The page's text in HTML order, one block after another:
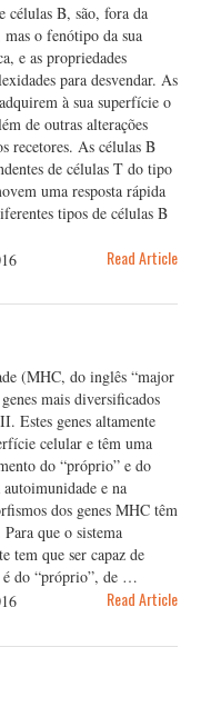
células B, são, fora da
o fenótipo da sua
e as propriedades
para desvendar. As
à sua superfície o
de outras alterações
recetores. As células B
de células T do tipo
uma resposta rápida
tipos de células B
Read Article
(MHC, do inglês “major
mais diversificados
Estes genes altamente
celular e têm uma
do “próprio” e do
e na
dos genes MHC têm
que o sistema
tem que ser capaz de
é do “próprio”, de …
Read Article